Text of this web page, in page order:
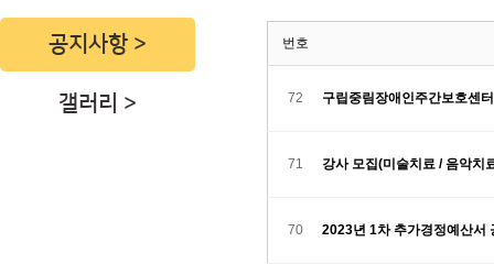
공지사항
갤러리
번호
72 구립중림장애인주간보호센
71 강사 모집(미술치료 / 음악치
70 2023년 1차 추가경정예산서